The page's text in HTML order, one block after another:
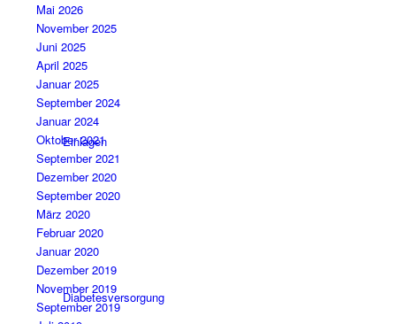
Einlagen
Diabetesversorgung
Mai 2026
November 2025
Juni 2025
April 2025
Januar 2025
September 2024
Januar 2024
Oktober 2021
September 2021
Dezember 2020
September 2020
März 2020
Februar 2020
Januar 2020
Dezember 2019
November 2019
September 2019